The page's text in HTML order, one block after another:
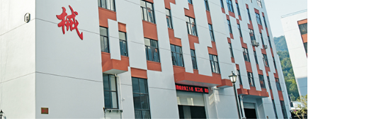
运行，保障在严苛工况下依然具备良好的耐用性。
此外，该泵还可用于排除地下室积水，以及从雨水